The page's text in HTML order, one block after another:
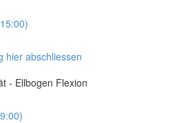
hier abschliessen
- Ellbogen Flexion